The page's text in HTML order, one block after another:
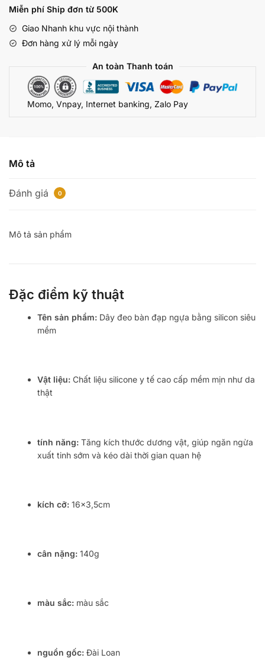
350.000 ₫.
Cu
Nhỏ
số
Miễn phí Ship đơn từ 500K
Giao Nhanh khu vực nội thành
Đơn hàng xử lý mỗi ngày
An toàn Thanh toán
Momo, Vnpay, Internet banking, Zalo Pay
Mô tả
Đánh giá 0
Mô tả sản phẩm
Đặc điểm kỹ thuật
Tên sản phẩm: Dây đeo bàn đạp ngựa bằng silicon siêu
mềm
Vật liệu: Chất liệu silicone y tế cao cấp mềm mịn như da
thật
tính năng: Tăng kích thước dương vật, giúp ngăn ngừa
xuất tinh sớm và kéo dài thời gian quan hệ
kích cỡ: 16×3,5cm
cân nặng: 140g
màu sắc: màu sắc
nguồn gốc: Đài Loan